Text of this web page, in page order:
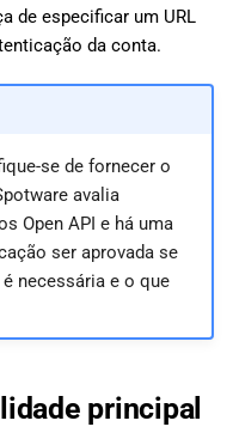
de especificar um URL
da conta.
se de fornecer o
avalia
Open API e há uma
ser aprovada se
necessária e o que
principal